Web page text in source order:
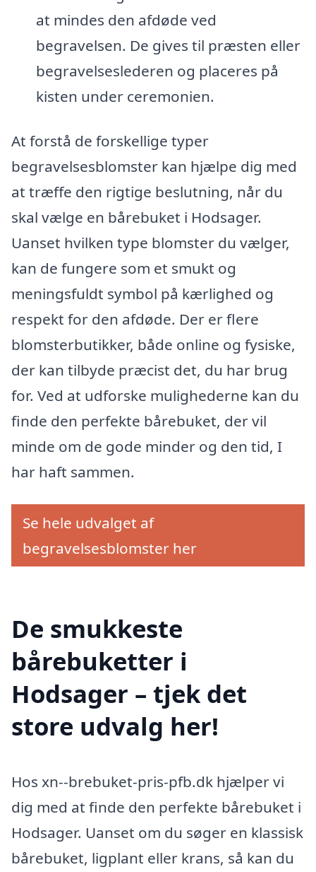
at mindes den afdøde ved
begravelsen. De gives til præsten eller
begravelseslederen og placeres på
kisten under ceremonien.
At forstå de forskellige typer
begravelsesblomster kan hjælpe dig med
at træffe den rigtige beslutning, når du
skal vælge en bårebuket i Hodsager.
Uanset hvilken type blomster du vælger,
kan de fungere som et smukt og
meningsfuldt symbol på kærlighed og
respekt for den afdøde. Der er flere
blomsterbutikker, både online og fysiske,
der kan tilbyde præcist det, du har brug
for. Ved at udforske mulighederne kan du
finde den perfekte bårebuket, der vil
minde om de gode minder og den tid, I
har haft sammen.
Se hele udvalget af
begravelsesblomster her
De smukkeste
bårebuketter i
Hodsager – tjek det
store udvalg her!
Hos xn--brebuket-pris-pfb.dk hjælper vi
dig med at finde den perfekte bårebuket i
Hodsager. Uanset om du søger en klassisk
bårebuket, ligplant eller krans, så kan du